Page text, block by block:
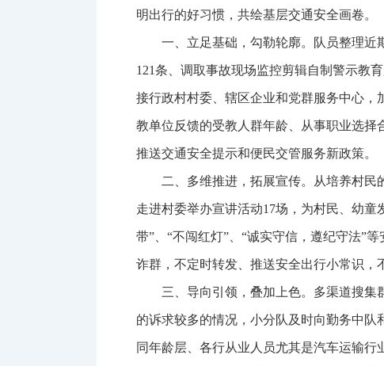
明出行的好习惯，共绘基层交通安全画卷。
一、立足基础，勾勒轮廓。队员整理近
121条、调取事故现场监控剪辑自制警示教
接行政村村委、辖区企业和党群服务中心
教单位反馈的受教人群年龄、从事职业选
推送交通安全提示和便民交管服务新政策。
二、多维推进，拓展宣传。从培养村
走进村委举办宣讲活动17场，为村民、幼
带”、“不闯红灯”、“诚实守信，遵纪守法”
诈群，不定时转发、推送安全出行小常识，
三、导向引领，叠加上色。多渠道搜
的诉求较多的情况，小分队及时向勤务中
同年龄层、各行从业人员尤其是汽车运输